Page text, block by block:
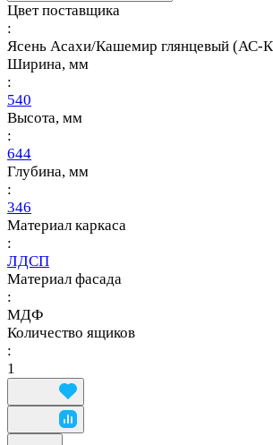
Цвет поставщика
:
Ясень Асахи/Кашемир глянцевый (АС-
Ширина, мм
:
540
Высота, мм
:
644
Глубина, мм
:
346
Материал каркаса
:
ЛДСП
Материал фасада
:
МДФ
Количество ящиков
:
1